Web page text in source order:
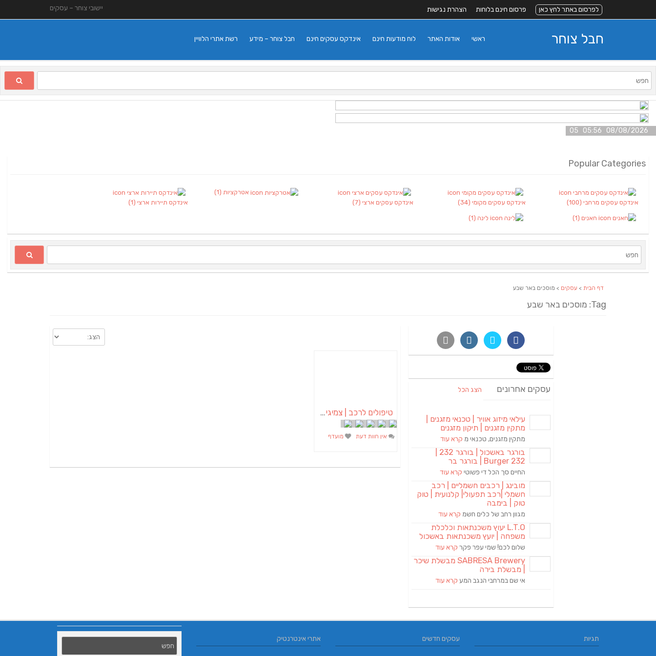
יישובי צוחר – עסקים לפרסום באתר לחץ כאן פרסום חינם בלוחות הצהרת נגישות
חבל צוחר רשת אתרי הלוויין חבל צוחר – מידע אינדקס עסקים חינם לוח מודעות חינם אודות האתר ראשי
08/08/2026 05:56 05
Popular Categories
אינדקס עסקים מרחבי (100) אינדקס עסקים מקומי (34) אינדקס עסקים ארצי (7)
אטרקציות (1)
אינדקס תיירות ארצי (1)
חאנים (1) לינה (1)
דף הבית > עסקים > מוסכים באר שבע
Tag: מוסכים באר שבע
טיפולים לרכב | צמיגים לרכב | מצברים לרכב – אוטו אאוטלט מרכז שירות לרכב
אין חוות דעת מועדף
עסקים אחרונים הצג הכל
עילאי מיזוג אוויר | טכנאי מזגנים |
מתקין מזגנים | תיקון מזגנים
מתקין מזגנים, טכנאי מ קרא עוד
Burger 232 | בורגר בר
החיים סך הכל די פשוטי קרא עוד
מובינג | רכבים חשמליים | רכב
חשמלי |רכב תפעולי| קלנועית | טוק
טוק | בימבה
מגוון רחב של כלים חשמ קרא עוד
L.T.O יעוץ משכנתאות וכלכלת
משפחה | יועץ משכנתאות באשכול
שלום לכם! שמי עפר פקר קרא עוד
SABRESA Brewery מבשלת שיכר
| מבשלת בירה
אי שם במרחבי הנגב המע קרא עוד
אתרי אינטרנטיק עסקים חדשים תגיות